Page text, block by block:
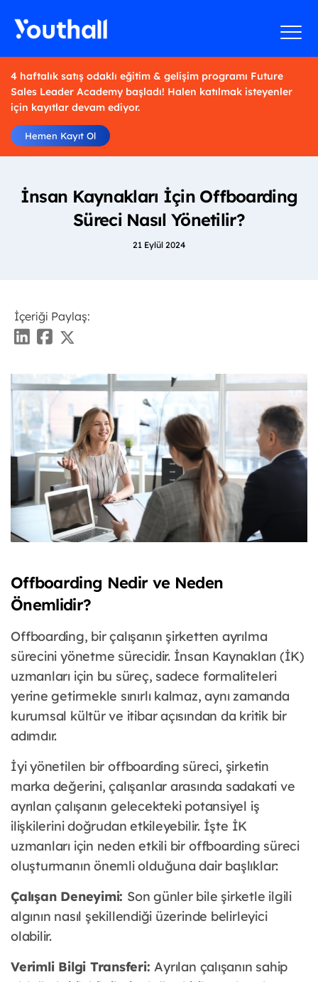
4 haftalık satış odaklı eğitim & gelişim programı Future
Sales Leader Academy başladı! Halen katılmak isteyenler
için kayıtlar devam ediyor.
Hemen Kayıt Ol
İnsan Kaynakları İçin Offboarding
Süreci Nasıl Yönetilir?
21 Eylül 2024
İçeriği Paylaş:
Offboarding Nedir ve Neden
Önemlidir?
Offboarding, bir çalışanın şirketten ayrılma
sürecini yönetme sürecidir. İnsan Kaynakları (İK)
uzmanları için bu süreç, sadece formaliteleri
yerine getirmekle sınırlı kalmaz, aynı zamanda
kurumsal kültür ve itibar açısından da kritik bir
adımdır.
İyi yönetilen bir offboarding süreci, şirketin
marka değerini, çalışanlar arasında sadakati ve
ayrılan çalışanın gelecekteki potansiyel iş
ilişkilerini doğrudan etkileyebilir. İşte İK
uzmanları için neden etkili bir offboarding süreci
oluşturmanın önemli olduğuna dair başlıklar:
Çalışan Deneyimi: Son günler bile şirketle ilgili
algının nasıl şekillendiği üzerinde belirleyici
olabilir.
Verimli Bilgi Transferi:Ayrılan çalışanın sahip